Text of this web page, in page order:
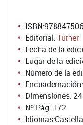
ISBN:
Editorial: Turner
Fecha de la
Lugar de la
Número de la
Encuadernación:
Dimensiones:
Nº Pág.:172
Idiomas: